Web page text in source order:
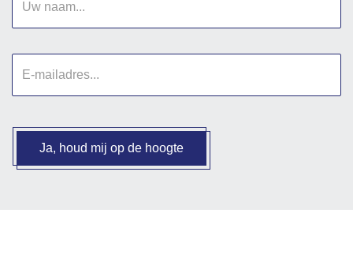
naam
mailadres
Ja, houd mij op de hoogte